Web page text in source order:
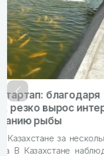
В какие страны
больше всего
Производство
январь–октябрь
тонн муки из
Назад